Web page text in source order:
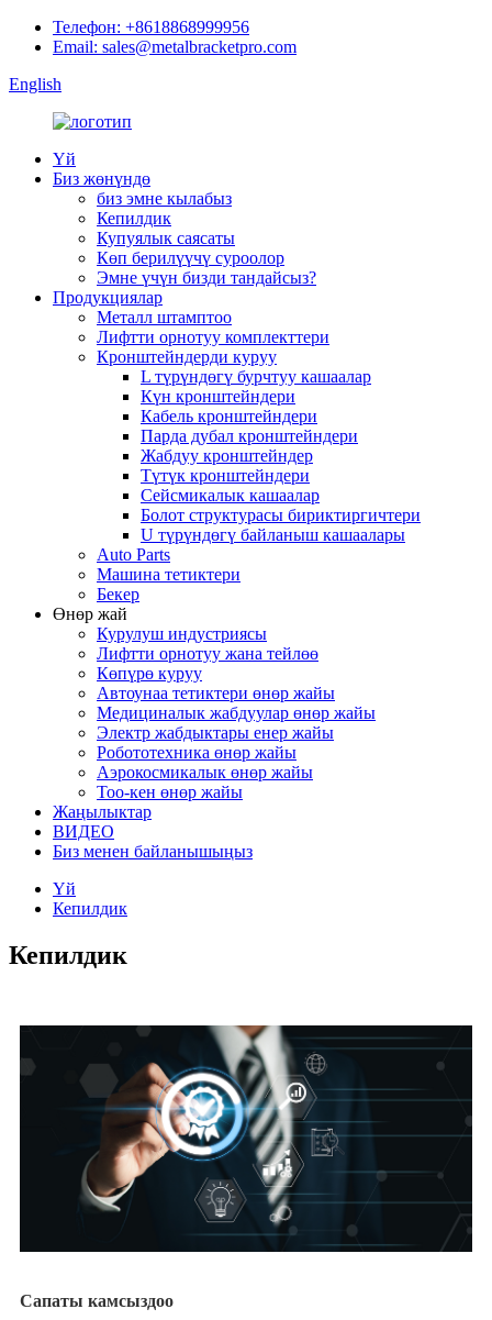
Телефон: +8618868999956
Email: sales@metalbracketpro.com
English
Үй
Биз жөнүндө
биз эмне кылабыз
Кепилдик
Купуялык саясаты
Көп берилүүчү суроолор
Эмне үчүн бизди тандайсыз?
Продукциялар
Металл штамптоо
Лифтти орнотуу комплекттери
Кронштейндерди куруу
L түрүндөгү бурчтуу кашаалар
Күн кронштейндери
Кабель кронштейндери
Парда дубал кронштейндери
Жабдуу кронштейндер
Түтүк кронштейндери
Сейсмикалык кашаалар
Болот структурасы бириктиргичтери
U түрүндөгү байланыш кашаалары
Auto Parts
Машина тетиктери
Бекер
Өнөр жай
Курулуш индустриясы
Лифтти орнотуу жана тейлөө
Көпүрө куруу
Автоунаа тетиктери өнөр жайы
Медициналык жабдуулар өнөр жайы
Электр жабдыктары енер жайы
Робототехника өнөр жайы
Аэрокосмикалык өнөр жайы
Тоо-кен өнөр жайы
Жаңылыктар
ВИДЕО
Биз менен байланышыңыз
Үй
Кепилдик
Кепилдик
Сапаты камсыздоо